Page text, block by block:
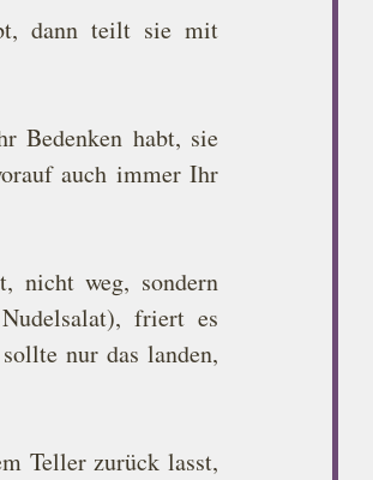
dann teilt sie mit
Bedenken habt, sie
auch immer Ihr
nicht weg, sondern
friert es
nur das landen,
Teller zurück lasst,